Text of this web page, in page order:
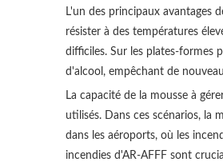
L'un des principaux avantages
résister à des températures
difficiles. Sur les plates-formes
d'alcool, empêchant de
La capacité de la mousse à
utilisés. Dans ces scénarios, la
dans les aéroports, où les
incendies d'AR-AFFF sont